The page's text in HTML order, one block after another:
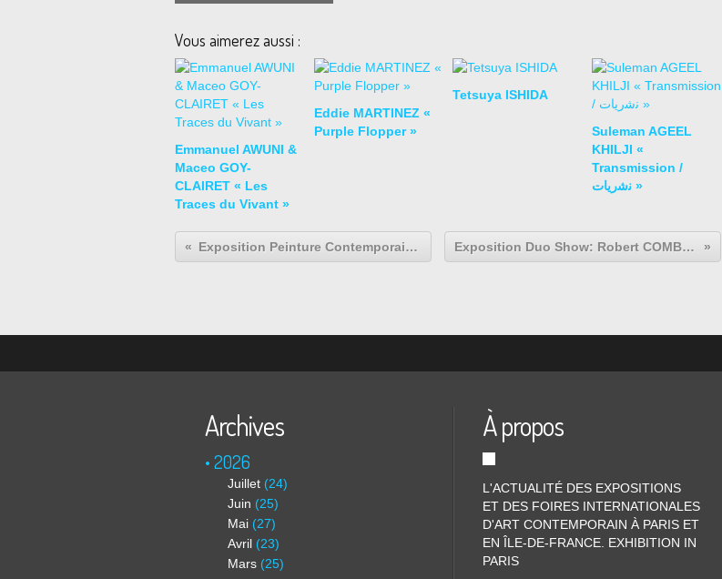
Vous aimerez aussi :
Emmanuel AWUNI &
Maceo GOY-
CLAIRET « Les
Traces du Vivant »
Eddie MARTINEZ «
Purple Flopper »
Tetsuya ISHIDA
Suleman AGEEL
KHILJI «
Transmission /
ﻧﺷرﯾﺎت »
Exposition Peinture Contemporaine: Imi KNOEBEL « Was machen sie denn » Exposition Duo Show: Robert COMBAS et Jean-Luc PARANT « Entre quatre zieux »
Archives
2026
Juillet (24)
Juin (25)
Mai (27)
Avril (23)
Mars (25)
À propos
L'ACTUALITÉ DES EXPOSITIONS
ET DES FOIRES INTERNATIONALES
D'ART CONTEMPORAIN À PARIS ET
EN ÎLE-DE-FRANCE. EXHIBITION IN
PARIS